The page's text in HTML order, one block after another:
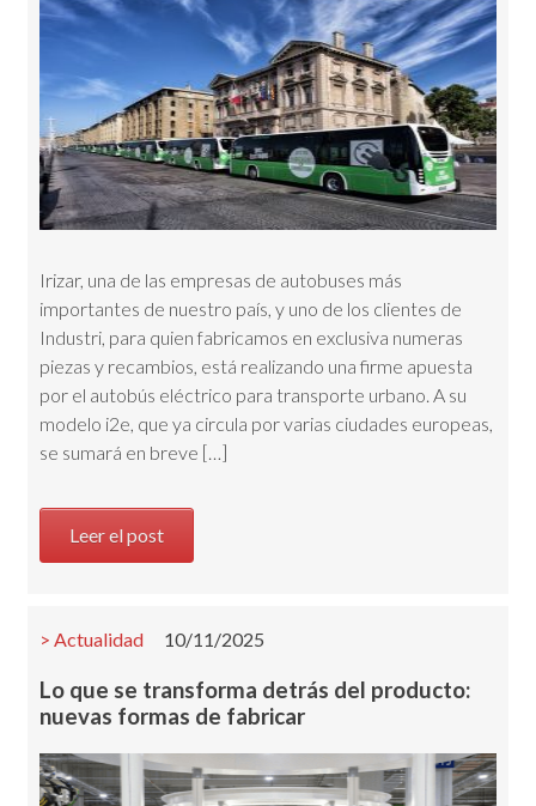
Irizar, una de las empresas de autobuses más
importantes de nuestro país, y uno de los clientes de
Industri, para quien fabricamos en exclusiva numeras
piezas y recambios, está realizando una firme apuesta
por el autobús eléctrico para transporte urbano. A su
modelo i2e, que ya circula por varias ciudades europeas,
se sumará en breve […]
Leer el post
Actualidad 10/11/2025
Lo que se transforma detrás del producto:
nuevas formas de fabricar